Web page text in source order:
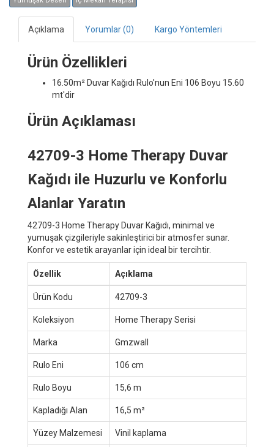
Açıklama Yorumlar (0) Kargo Yöntemleri
Ürün Özellikleri
16.50m² Duvar Kağıdı Rulo'nun Eni 106 Boyu 15.60
mt'dir
Ürün Açıklaması
42709-3 Home Therapy Duvar
Kağıdı ile Huzurlu ve Konforlu
Alanlar Yaratın
42709-3 Home Therapy Duvar Kağıdı, minimal ve
yumuşak çizgileriyle sakinleştirici bir atmosfer sunar.
Konfor ve estetik arayanlar için ideal bir tercihtir.
Özellik Açıklama
Ürün Kodu 42709-3
Koleksiyon Home Therapy Serisi
Marka Gmzwall
Rulo Eni 106 cm
Rulo Boyu 15,6 m
Kapladığı Alan 16,5 m²
Yüzey Malzemesi Vinil kaplama